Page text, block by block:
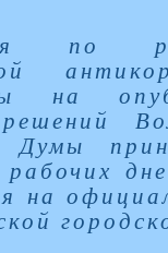
по
на
Думы
на